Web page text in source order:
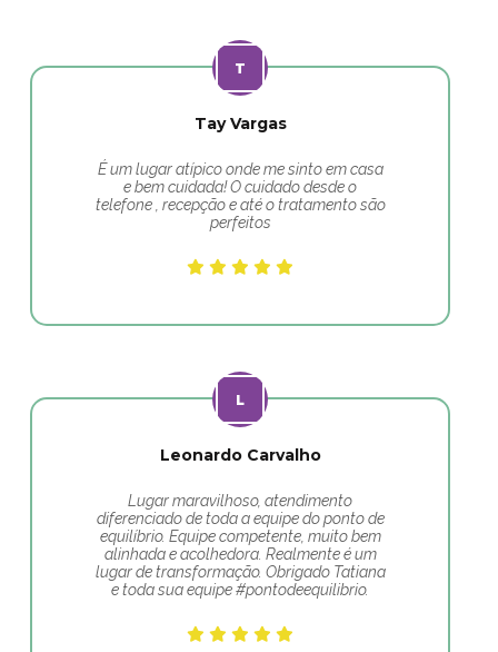
Tay Vargas
É um lugar atípico onde me sinto em casa
e bem cuidada! O cuidado desde o
telefone , recepção e até o tratamento são
perfeitos
Leonardo Carvalho
Lugar maravilhoso, atendimento
diferenciado de toda a equipe do ponto de
equilíbrio. Equipe competente, muito bem
alinhada e acolhedora. Realmente é um
lugar de transformação. Obrigado Tatiana
e toda sua equipe #pontodeequilibrio.